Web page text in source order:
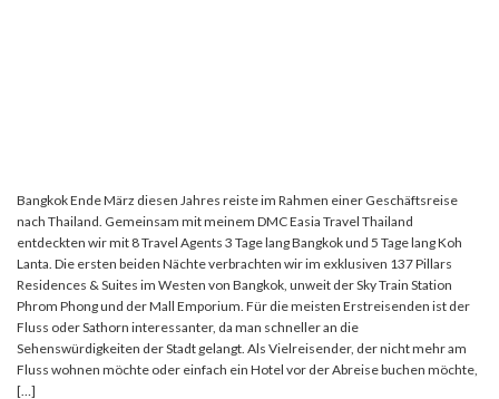
Bangkok Ende März diesen Jahres reiste im Rahmen einer Geschäftsreise
nach Thailand. Gemeinsam mit meinem DMC Easia Travel Thailand
entdeckten wir mit 8 Travel Agents 3 Tage lang Bangkok und 5 Tage lang Koh
Lanta. Die ersten beiden Nächte verbrachten wir im exklusiven 137 Pillars
Residences & Suites im Westen von Bangkok, unweit der Sky Train Station
Phrom Phong und der Mall Emporium. Für die meisten Erstreisenden ist der
Fluss oder Sathorn interessanter, da man schneller an die
Sehenswürdigkeiten der Stadt gelangt. Als Vielreisender, der nicht mehr am
Fluss wohnen möchte oder einfach ein Hotel vor der Abreise buchen möchte,
[…]